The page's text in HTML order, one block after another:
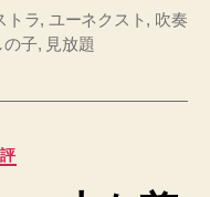
トラ, ユーネクスト , 吹奏
の子, 見放題